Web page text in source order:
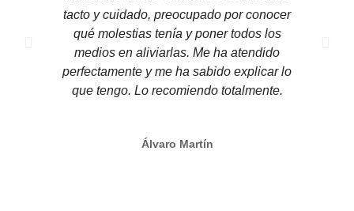
tacto y cuidado, preocupado por conocer
qué molestias tenía y poner todos los
medios en aliviarlas. Me ha atendido
perfectamente y me ha sabido explicar lo
que tengo. Lo recomiendo totalmente.
Álvaro Martín